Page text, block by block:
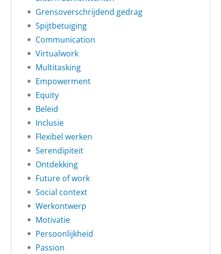
Grensoverschrijdend gedrag
Spijtbetuiging
Communication
Virtualwork
Multitasking
Empowerment
Equity
Beleid
Inclusie
Flexibel werken
Serendipiteit
Ontdekking
Future of work
Social context
Werkontwerp
Motivatie
Persoonlijkheid
Passion